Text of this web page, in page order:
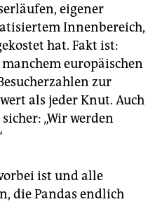
eigener
Innenbereich,
hat. Fakt ist:
europäischen
zur
als jeder Knut. Auch
„Wir werden
ist und alle
die Pandas endlich